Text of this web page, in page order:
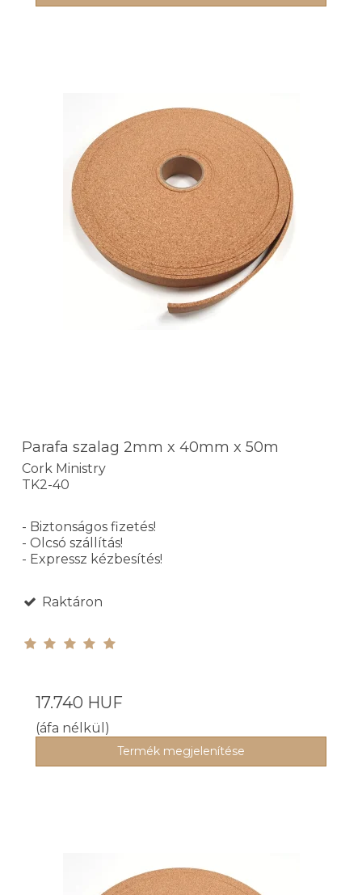
Parafa szalag 2mm x 40mm x 50m
Cork Ministry
TK2-40
- Biztonságos fizetés!
- Olcsó szállítás!
- Expressz kézbesítés!
Raktáron
17.740 HUF
(áfa nélkül)
Termék megjelenítése